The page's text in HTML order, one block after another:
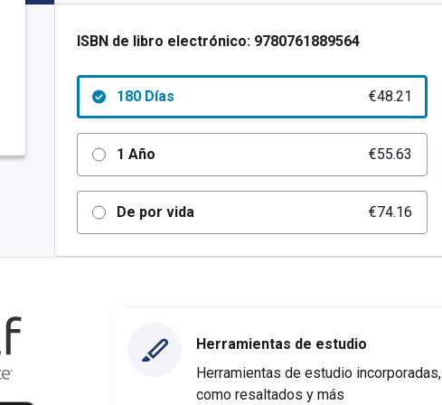
ISBN de libro electrónico: 9780761889564
180 Días €48.21
1 Año €55.63
De por vida €74.16
Herramientas de estudio
Herramientas de estudio incorporadas,
como resaltados y más